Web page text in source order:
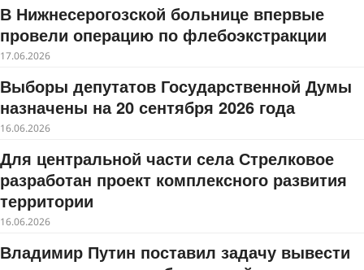
В Нижнесерогозской больнице впервые
провели операцию по флебоэкстракции
17.06.2026
Выборы депутатов Государственной Думы
назначены на 20 сентября 2026 года
16.06.2026
Для центральной части села Стрелковое
разработан проект комплексного развития
территории
16.06.2026
Владимир Путин поставил задачу вывести